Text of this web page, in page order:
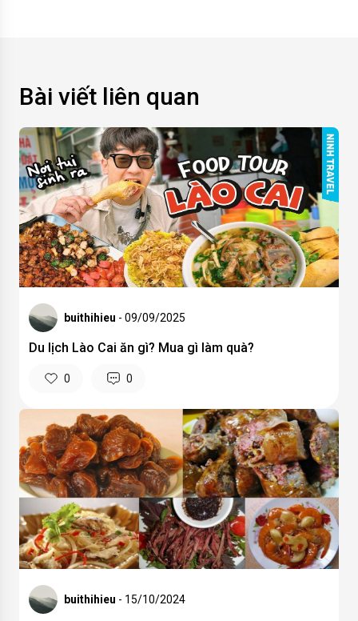
Bài viết liên quan
buithihieu - 09/09/2025
Du lịch Lào Cai ăn gì? Mua gì làm quà?
0 0
buithihieu - 15/10/2024